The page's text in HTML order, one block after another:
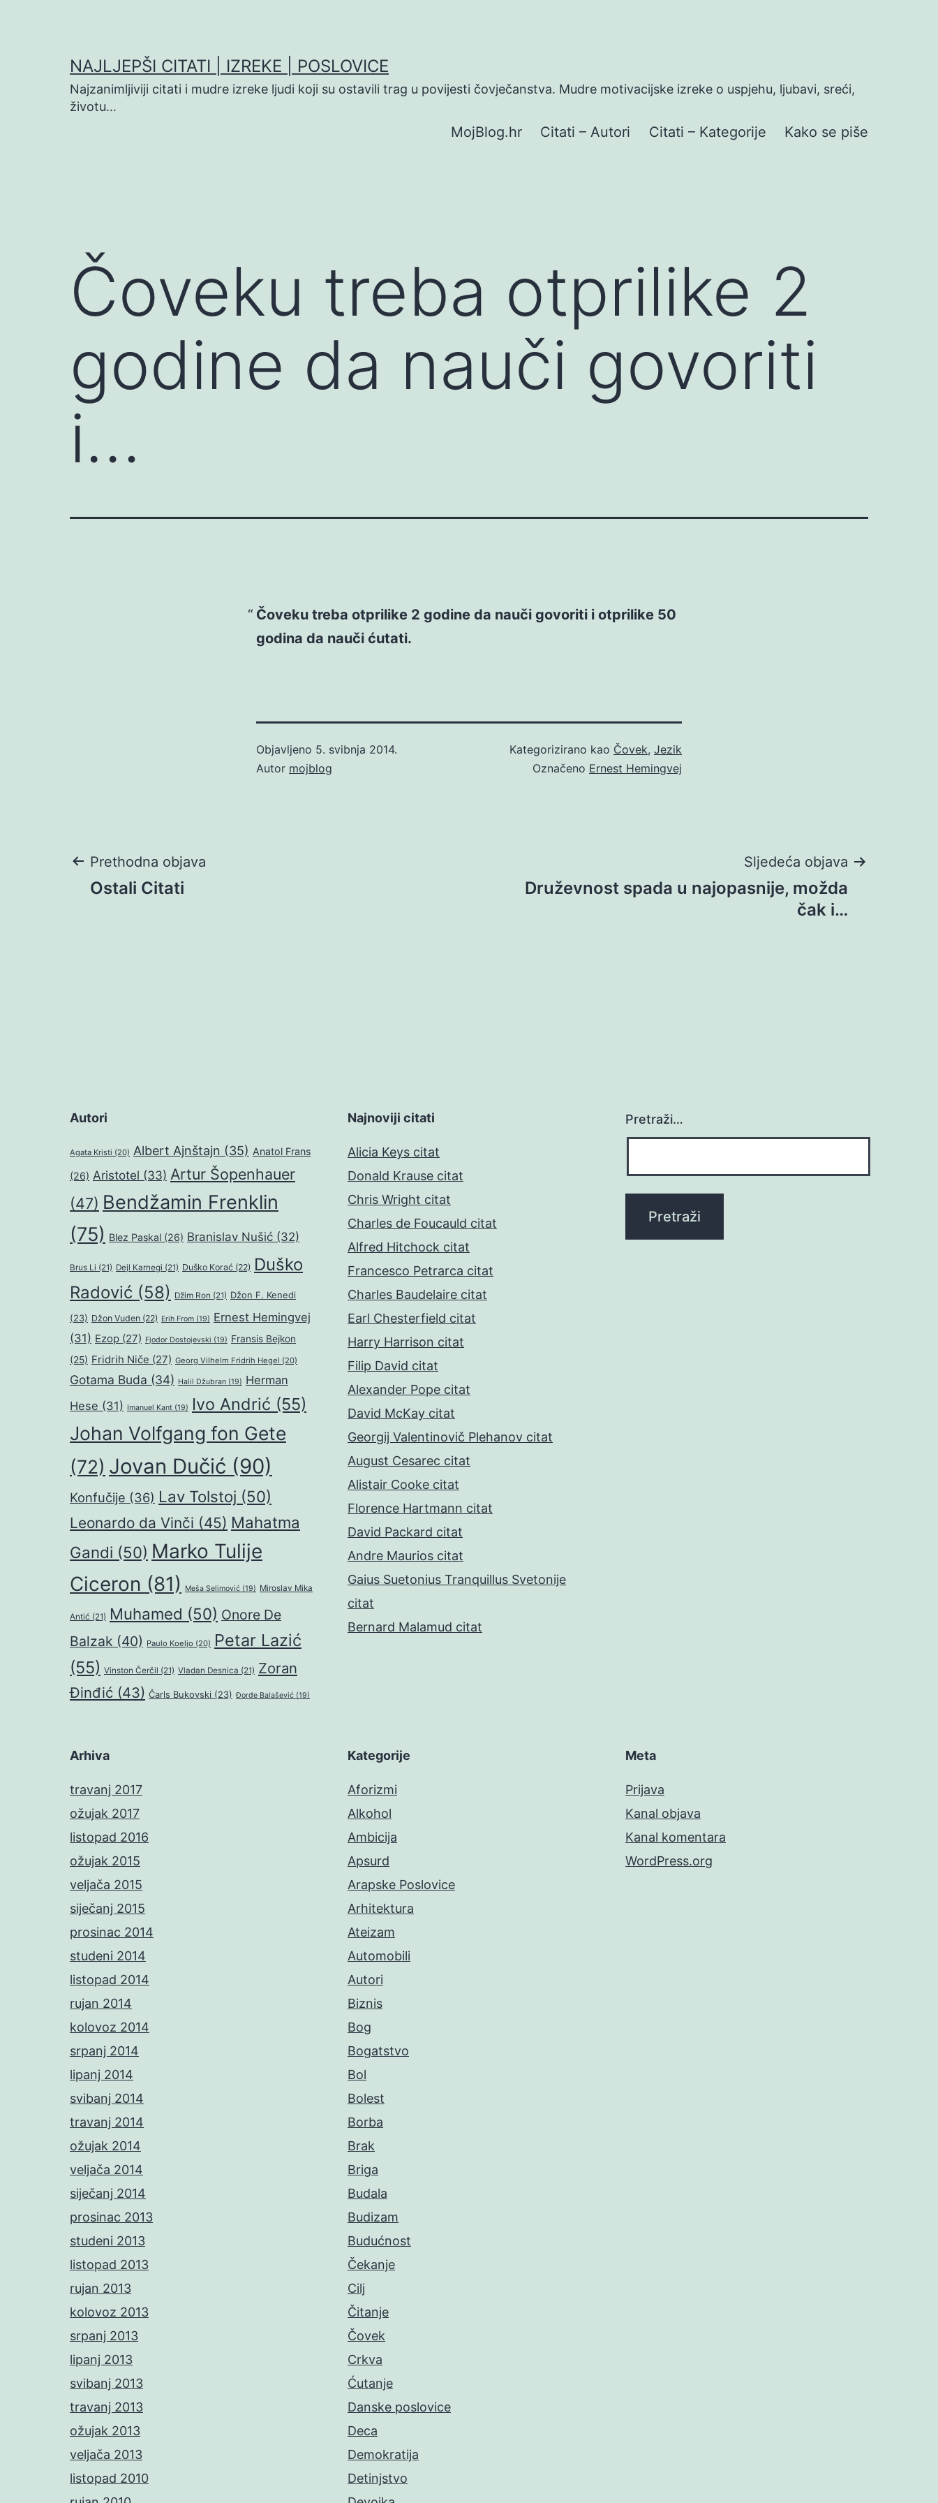
NAJLJEPŠI CITATI | IZREKE | POSLOVICE
Najzanimljiviji citati i mudre izreke ljudi koji su ostavili trag u povijesti čovječanstva. Mudre motivacijske izreke o uspjehu, ljubavi, sreći,
životu…
MojBlog.hr Citati – Autori Citati – Kategorije Kako se piše
Čoveku treba otprilike 2
godine da nauči govoriti
i…
Čoveku treba otprilike 2 godine da nauči govoriti i otprilike 50
godina da nauči ćutati.
Objavljeno 5. svibnja 2014.
Autor mojblog
Kategorizirano kao Čovek, Jezik
Označeno Ernest Hemingvej
Navigacija
Prethodna objava
Ostali Citati
Sljedeća objava
Druževnost spada u najopasnije, možda
čak i…
Autori
Agata Kristi (20) Albert Ajnštajn (35) Anatol Frans
(26) Aristotel (33) Artur Šopenhauer
(47) Bendžamin Frenklin
(75) Blez Paskal (26) Branislav Nušić (32)
Brus Li (21) Dejl Karnegi (21) Duško Korać (22) Duško
Radović (58) Džim Ron (21) Džon F. Kenedi
(23) Džon Vuden (22) Erih From (19) Ernest Hemingvej
(31) Ezop (27) Fjodor Dostojevski (19) Fransis Bejkon
(25) Fridrih Niče (27) Georg Vilhelm Fridrih Hegel (20)
Gotama Buda (34) Halil Džubran (19) Herman
Hese (31) Imanuel Kant (19) Ivo Andrić (55)
Johan Volfgang fon Gete
(72) Jovan Dučić (90)
Konfučije (36) Lav Tolstoj (50)
Leonardo da Vinči (45) Mahatma
Gandi (50) Marko Tulije
Ciceron (81) Meša Selimović (19) Miroslav Mika
Antić (21) Muhamed (50) Onore De
Balzak (40) Paulo Koeljo (20) Petar Lazić
(55) Vinston Čerčil (21) Vladan Desnica (21) Zoran
Đinđić (43) Čarls Bukovski (23) Đorđe Balašević (19)
Najnoviji citati
Alicia Keys citat
Donald Krause citat
Chris Wright citat
Charles de Foucauld citat
Alfred Hitchock citat
Francesco Petrarca citat
Charles Baudelaire citat
Earl Chesterfield citat
Harry Harrison citat
Filip David citat
Alexander Pope citat
David McKay citat
Georgij Valentinovič Plehanov citat
August Cesarec citat
Alistair Cooke citat
Florence Hartmann citat
David Packard citat
Andre Maurios citat
Gaius Suetonius Tranquillus Svetonije
citat
Bernard Malamud citat
Pretraži…
Arhiva
travanj 2017
ožujak 2017
listopad 2016
ožujak 2015
veljača 2015
siječanj 2015
prosinac 2014
studeni 2014
listopad 2014
rujan 2014
kolovoz 2014
srpanj 2014
lipanj 2014
svibanj 2014
travanj 2014
ožujak 2014
veljača 2014
siječanj 2014
prosinac 2013
studeni 2013
listopad 2013
rujan 2013
kolovoz 2013
srpanj 2013
lipanj 2013
svibanj 2013
travanj 2013
ožujak 2013
veljača 2013
listopad 2010
Kategorije
Aforizmi
Alkohol
Ambicija
Apsurd
Arapske Poslovice
Arhitektura
Ateizam
Automobili
Autori
Biznis
Bog
Bogatstvo
Bol
Bolest
Borba
Brak
Briga
Budala
Budizam
Budućnost
Čekanje
Cilj
Čitanje
Čovek
Crkva
Ćutanje
Danske poslovice
Deca
Demokratija
Detinjstvo
Meta
Prijava
Kanal objava
Kanal komentara
WordPress.org